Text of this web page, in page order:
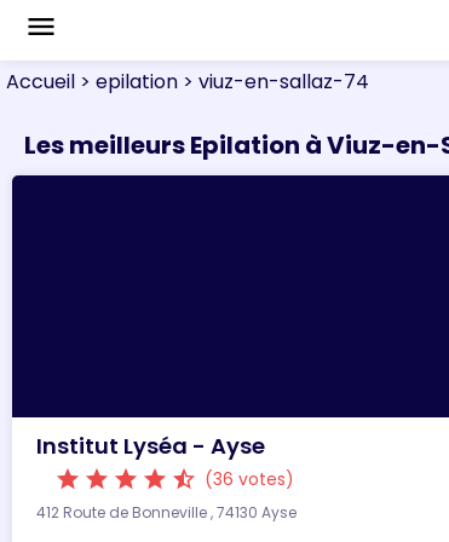
menu
Accueil > epilation > viuz-en-sallaz-74
Les meilleurs Epilation à Viuz-en-
Institut Lyséa - Ayse
star star star star star_half (36 votes)
412 Route de Bonneville , 74130 Ayse